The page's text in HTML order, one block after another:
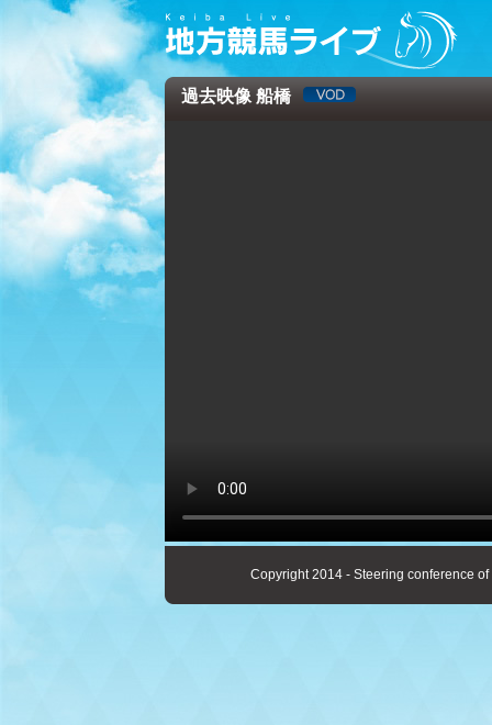
過去映像 船橋
Copyright 2014 - Steering conference